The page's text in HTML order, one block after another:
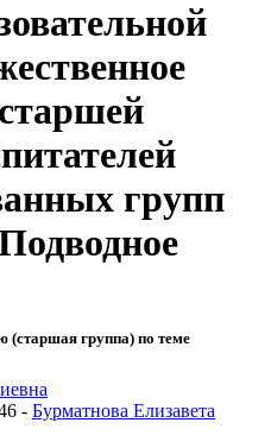
групп
(старшая группа) по теме
- Бурматнова Елизавета